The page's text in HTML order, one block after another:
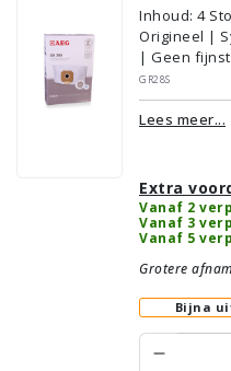
Inhoud: 4
Origineel |
| Geen
GR28S
Lees meer...
Extra
Vanaf 2
Vanaf 3
Vanaf 5
Grotere
Bijna